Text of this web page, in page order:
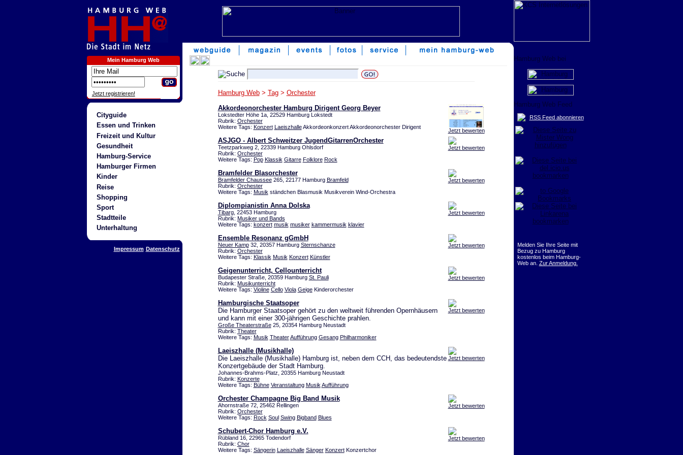
Mein Hamburg Web
Jetzt registrieren!
Cityguide
Essen und Trinken
Freizeit und Kultur
Gesundheit
Hamburg-Service
Hamburger Firmen
Kinder
Reise
Shopping
Sport
Stadtteile
Unterhaltung
Impressum Datenschutz
Hamburg Web> Tag> Orchester
Jetzt bewerten
Akkordeonorchester Hamburg Dirigent Georg Beyer
Lokstedter Höhe 1a, 22529 Hamburg Lokstedt
Rubrik: Orchester
Weitere Tags: Konzert LaeiszhalleAkkordeonkonzert Akkordeonorchester Dirigent
Jetzt bewerten
ASJGO - Albert Schweitzer JugendGitarrenOrchester
Teetzparkweg 2, 22339 Hamburg Ohlsdorf
Rubrik: Orchester
Weitere Tags: Pop Klassik Gitarre Folklore Rock
Jetzt bewerten
Bramfelder Blasorchester
Bramfelder Chaussee265, 22177 Hamburg Bramfeld
Rubrik: Orchester
Weitere Tags: Musik ständchen Blasmusik Musikverein Wind-Orchestra
Jetzt bewerten
Diplompianistin Anna Dolska
Tibarg, 22453 Hamburg
Rubrik: Musiker und Bands
Weitere Tags: konzert musik musiker kammermusik klavier
Jetzt bewerten
Ensemble Resonanz gGmbH
Neuer Kamp32, 20357 Hamburg Sternschanze
Rubrik: Orchester
Weitere Tags: Klassik Musik Konzert Künstler
Jetzt bewerten
Geigenunterricht, Cellounterricht
Budapester Straße, 20359 Hamburg St. Pauli
Rubrik: Musikunterricht
Weitere Tags: Violine Cello Viola GeigeKinderorchester
Jetzt bewerten
Hamburgische Staatsoper
Die Hamburger Staatsoper gehört zu den weltweit führenden Opernhäusern
und kann mit einer 300-jährigen Geschichte prahlen.
Große Theaterstraße25, 20354 Hamburg Neustadt
Rubrik: Theater
Weitere Tags: Musik Theater Aufführung Gesang Philharmoniker
Jetzt bewerten
Laeiszhalle (Musikhalle)
Die Laeiszhalle (Musikhalle) Hamburg ist, neben dem CCH, das bedeutendste
Konzertgebäude der Stadt Hamburg.
Johannes-Brahms-Platz, 20355 Hamburg Neustadt
Rubrik: Konzerte
Weitere Tags: Bühne Veranstaltung Musik Aufführung
Jetzt bewerten
Orchester Champagne Big Band Musik
Ahornstraße 72, 25462 Rellingen
Rubrik: Orchester
Weitere Tags: Rock Soul Swing Bigband Blues
Jetzt bewerten
Schubert-Chor Hamburg e.V.
Rübland 16, 22965 Todendorf
Rubrik: Chor
Weitere Tags: Sängerin Laeiszhalle Sänger KonzertKonzertchor
RSS Feed abonnieren
Melden Sie Ihre Seite mit
Bezug zu Hamburg
kostenlos beim Hamburg-
Web an. Zur Anmeldung.